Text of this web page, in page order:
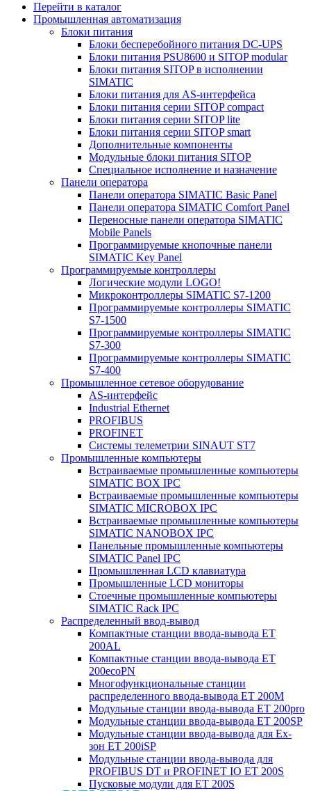
Перейти в каталог
Промышленная автоматизация
Блоки питания
Блоки бесперебойного питания DC-UPS
Блоки питания PSU8600 и SITOP modular
Блоки питания SITOP в исполнении
SIMATIC
Блоки питания для AS-интерфейса
Блоки питания серии SITOP compact
Блоки питания серии SITOP lite
Блоки питания серии SITOP smart
Дополнительные компоненты
Модульные блоки питания SITOP
Специальное исполнение и назначение
Панели оператора
Панели оператора SIMATIC Basic Panel
Панели оператора SIMATIC Comfort Panel
Переносные панели оператора SIMATIC
Mobile Panels
Программируемые кнопочные панели
SIMATIC Key Panel
Программируемые контроллеры
Логические модули LOGO!
Микроконтроллеры SIMATIC S7-1200
Программируемые контроллеры SIMATIC
S7-1500
Программируемые контроллеры SIMATIC
S7-300
Программируемые контроллеры SIMATIC
S7-400
Промышленное сетевое оборудование
AS-интерфейс
Industrial Ethernet
PROFIBUS
PROFINET
Системы телеметрии SINAUT ST7
Промышленные компьютеры
Встраиваемые промышленные компьютеры
SIMATIC BOX IPC
Встраиваемые промышленные компьютеры
SIMATIC MICROBOX IPC
Встраиваемые промышленные компьютеры
SIMATIC NANOBOX IPC
Панельные промышленные компьютеры
SIMATIC Panel IPC
Промышленная LCD клавиатура
Промышленные LCD мониторы
Стоечные промышленные компьютеры
SIMATIC Rack IPC
Распределенный ввод-вывод
Компактные станции ввода-вывода ET
200AL
Компактные станции ввода-вывода ET
200ecoPN
Многофункциональные станции
распределенного ввода-вывода ET 200M
Модульные станции ввода-вывода ET 200pro
Модульные станции ввода-вывода ET 200SP
Модульные станции ввода-вывода для Ex-
зон ET 200iSP
Модульные станции ввода-вывода для
PROFIBUS DT и PROFINET IO ET 200S
Пусковые модули для ET 200S